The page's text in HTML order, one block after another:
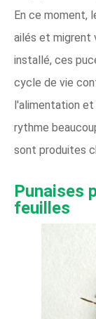
En ce moment,
ailés et migrent
installé, ces
cycle de vie
l'alimentation et
rythme
sont produites
Punaises
feuilles